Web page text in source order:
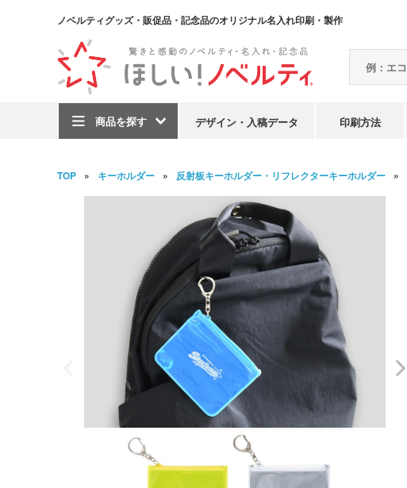
ノベルティグッズ・販促品・記念品のオリジナル名入れ印刷・製作
商品を探す デザイン・入稿データ 印刷方法
TOP キーホルダー 反射板キーホルダー・リフレクターキーホルダー